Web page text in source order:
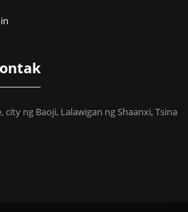
ng Baoji, Lalawigan ng Shaanxi, Tsina